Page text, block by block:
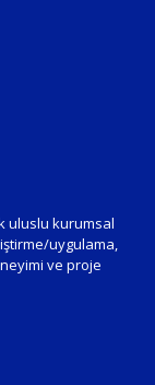
uluslu kurumsal
uygulama,
ve proje